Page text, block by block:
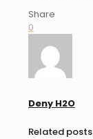
Share
0
Deny H2O
Related posts